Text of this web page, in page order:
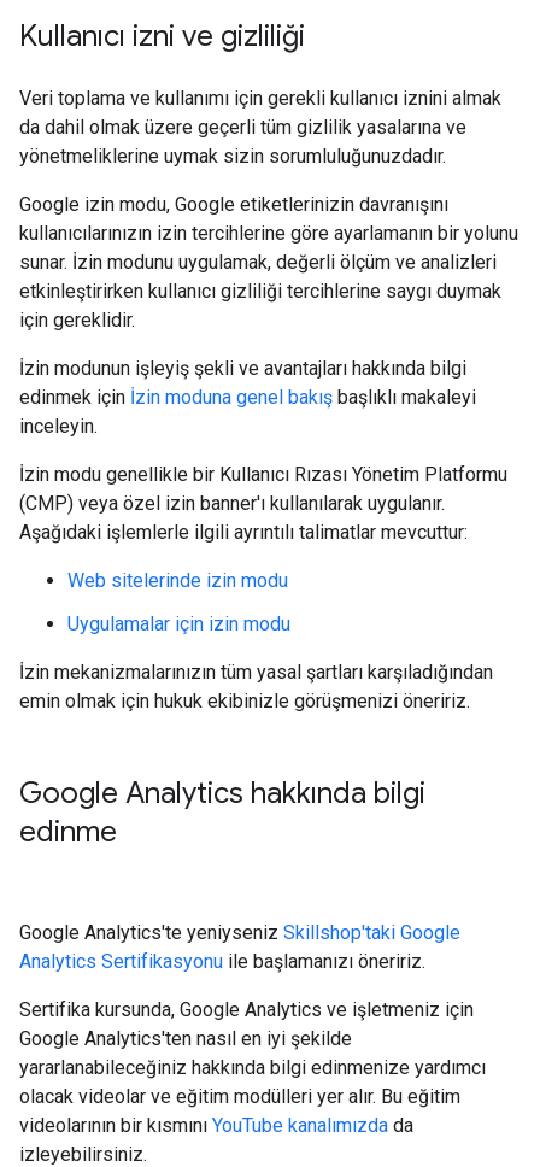
Kullanıcı izni ve gizliliği
Veri toplama ve kullanımı için gerekli kullanıcı iznini almak
da dahil olmak üzere geçerli tüm gizlilik yasalarına ve
yönetmeliklerine uymak sizin sorumluluğunuzdadır.
Google izin modu, Google etiketlerinizin davranışını
kullanıcılarınızın izin tercihlerine göre ayarlamanın bir yolunu
sunar. İzin modunu uygulamak, değerli ölçüm ve analizleri
etkinleştirirken kullanıcı gizliliği tercihlerine saygı duymak
için gereklidir.
İzin modunun işleyiş şekli ve avantajları hakkında bilgi
edinmek için İzin moduna genel bakış başlıklı makaleyi
inceleyin.
İzin modu genellikle bir Kullanıcı Rızası Yönetim Platformu
(CMP) veya özel izin banner'ı kullanılarak uygulanır.
Aşağıdaki işlemlerle ilgili ayrıntılı talimatlar mevcuttur:
Web sitelerinde izin modu
Uygulamalar için izin modu
İzin mekanizmalarınızın tüm yasal şartları karşıladığından
emin olmak için hukuk ekibinizle görüşmenizi öneririz.
Google Analytics hakkında bilgi
edinme
Google Analytics'te yeniyseniz Skillshop'taki Google
Analytics Sertifikasyonu ile başlamanızı öneririz.
Sertifika kursunda, Google Analytics ve işletmeniz için
Google Analytics'ten nasıl en iyi şekilde
yararlanabileceğiniz hakkında bilgi edinmenize yardımcı
olacak videolar ve eğitim modülleri yer alır. Bu eğitim
videolarının bir kısmını YouTube kanalımızda da
izleyebilirsiniz.